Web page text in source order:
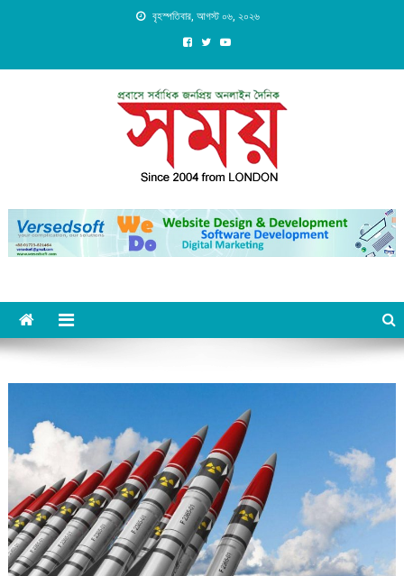
বৃহস্পতিবার, আগস্ট ০৬, ২০২৬
Daily Shomoy, Since 2004
from LONDON